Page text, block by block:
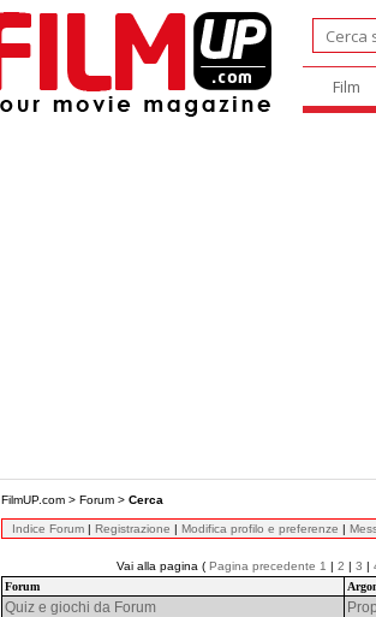
Film
FilmUP.com > Forum > Cerca
Indice Forum | Registrazione | Modifica profilo e preferenze |
Vai alla pagina ( Pagina precedente 1 | 2 | 3 |
Forum
Quiz e giochi da Forum